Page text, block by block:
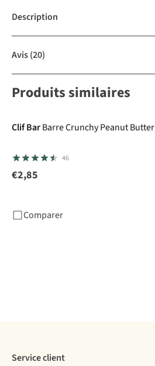
Description
Avis(20)
Produits similaires
Clif BarBarre Crunchy Peanut Butter
46
€2,85
Comparer
Service client